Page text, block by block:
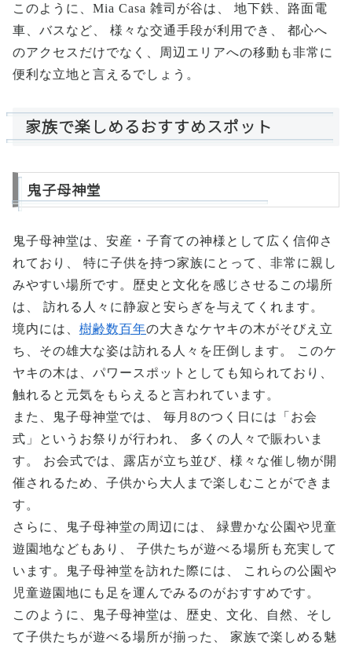
このように、Mia Casa 雑司が谷は、 地下鉄、路面電
車、バスなど、 様々な交通手段が利用でき、 都心へ
のアクセスだけでなく、周辺エリアへの移動も非常に
便利な立地と言えるでしょう。
家族で楽しめるおすすめスポット
鬼子母神堂
鬼子母神堂は、安産・子育ての神様として広く信仰さ
れており、 特に子供を持つ家族にとって、非常に親し
みやすい場所です。歴史と文化を感じさせるこの場所
は、 訪れる人々に静寂と安らぎを与えてくれます。
境内には、 樹齢数百年の大きなケヤキの木がそびえ立
ち、その雄大な姿は訪れる人々を圧倒します。 このケ
ヤキの木は、パワースポットとしても知られており、
触れると元気をもらえると言われています。
また、鬼子母神堂では、 毎月8のつく日には「お会
式」というお祭りが行われ、 多くの人々で賑わいま
す。 お会式では、露店が立ち並び、様々な催し物が開
催されるため、子供から大人まで楽しむことができま
す。
さらに、鬼子母神堂の周辺には、 緑豊かな公園や児童
遊園地などもあり、 子供たちが遊べる場所も充実して
います。鬼子母神堂を訪れた際には、 これらの公園や
児童遊園地にも足を運んでみるのがおすすめです。
このように、鬼子母神堂は、歴史、文化、自然、そし
て子供たちが遊べる場所が揃った、 家族で楽しめる魅